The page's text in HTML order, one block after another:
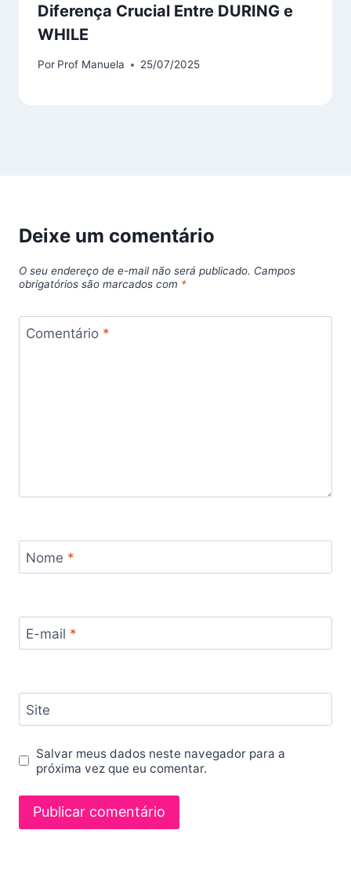
Diferença Crucial Entre DURING e
WHILE
Por Prof Manuela 25/07/2025
Deixe um comentário
O seu endereço de e-mail não será publicado. Campos
obrigatórios são marcados com *
Comentário *
Nome *
E-mail *
Site
Salvar meus dados neste navegador para a
próxima vez que eu comentar.